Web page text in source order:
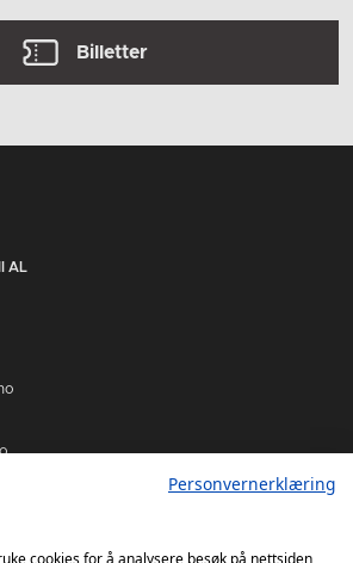
Billetter
AL
Personvernerklæring
cookies for å analysere besøk på nettsiden,